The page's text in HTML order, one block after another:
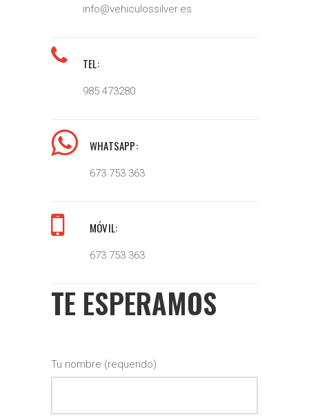
info@vehiculossilver.es
TEL:
985 473280
WHATSAPP:
673 753 363
MÓVIL:
673 753 363
TE ESPERAMOS
Tu nombre (requerido)